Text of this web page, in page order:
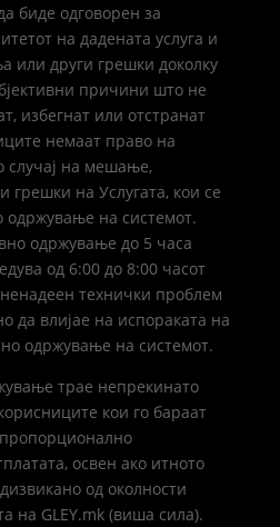
биде одговорен за
на дадената услуга и
или други грешки доколку
причини што не
избегнат или отстранат
немаат право на
случај на мешање,
грешки на Услугата, кои се
одржување на системот.
одржување до 5 часа
од 6:00 до 8:00 часот
технички проблем
да влијае на испораката на
одржување на системот.
трае непрекинато
кои го бараат
освен ако итното
од околности
на GLEY.mk (виша сила).